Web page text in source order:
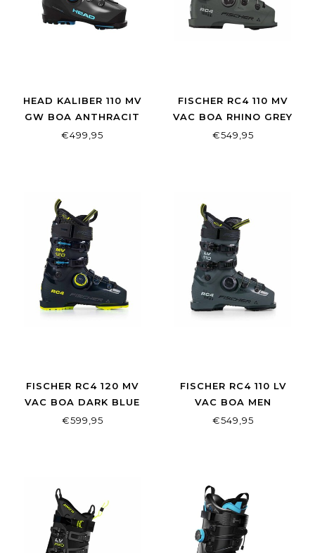
HEAD KALIBER 110 MV
GW BOA ANTHRACIT
SPEED BLUE
€499,95
FISCHER RC4 110 MV
VAC BOA RHINO GREY
€549,95
FISCHER RC4 120 MV
VAC BOA DARK BLUE
€599,95
FISCHER RC4 110 LV
VAC BOA MEN
€549,95